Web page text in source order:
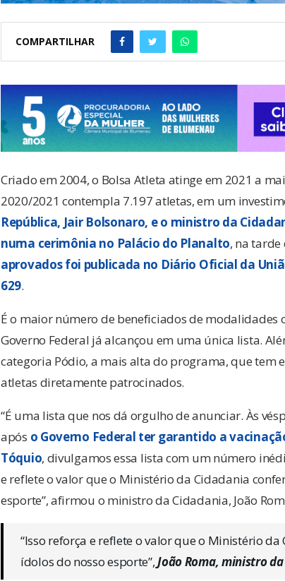
COMPARTILHAR
Criado em 2004, o Bolsa Atleta atinge em 2021 a
2020/2021 contempla 7.197 atletas, em um
República, Jair Bolsonaro, e o ministro da
numa cerimônia no Palácio do Planalto, na
aprovados foi publicada no Diário Oficial da
629.
É o maior número de beneficiados de
Governo Federal já alcançou em uma única lista.
categoria Pódio, a mais alta do programa, que tem
atletas diretamente patrocinados.
“É uma lista que nos dá orgulho de anunciar. Às
após o Governo Federal ter garantido a
Tóquio, divulgamos essa lista com um número
e reflete o valor que o Ministério da Cidadania
esporte”, afirmou o ministro da Cidadania, João
“Isso reforça e reflete o valor que o Ministério
ídolos do nosso esporte”,João Roma, ministro